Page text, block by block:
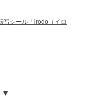
写シール「irodo（イロ
▼